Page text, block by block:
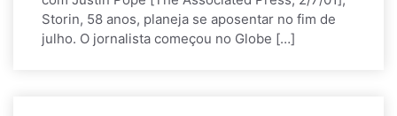
Storin, 58 anos, planeja se aposentar no fim de
julho. O jornalista começou no Globe […]